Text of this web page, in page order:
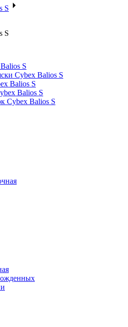
S
S
S
Cybex Balios S
Balios S
Balios S
Cybex Balios S